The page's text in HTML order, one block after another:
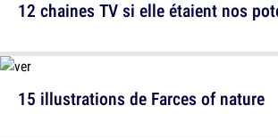
12 chaines TV si elle étaient nos
15 illustrations de Farces of nature